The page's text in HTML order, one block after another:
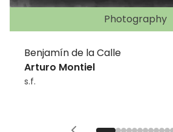
Photography
Benjamín de la Calle
Arturo Montiel
s.f.